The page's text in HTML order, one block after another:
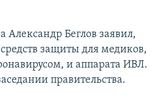
Александр Беглов заявил,
защиты для медиков,
и аппарата ИВЛ.
правительства.